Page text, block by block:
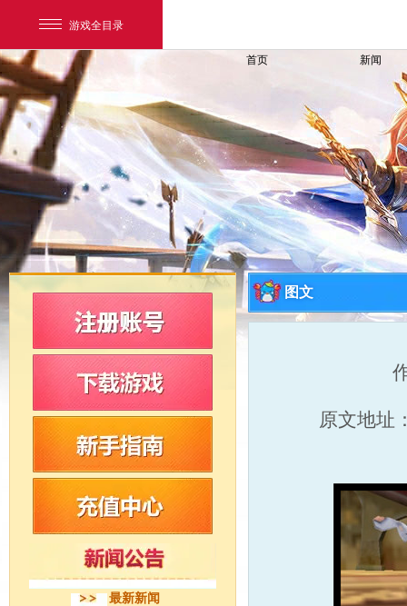
游戏全目录
网易游戏
游戏爱好者
我的足迹： 新飞飞
首页 新闻
最新新闻
图文
原文地址